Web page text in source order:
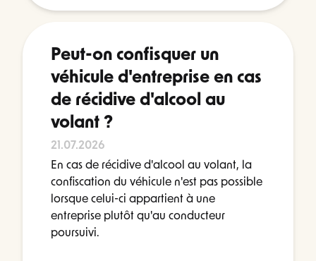
Peut-on confisquer un
véhicule d'entreprise en cas
de récidive d'alcool au
volant ?
21.07.2026
En cas de récidive d'alcool au volant, la
confiscation du véhicule n'est pas possible
lorsque celui-ci appartient à une
entreprise plutôt qu'au conducteur
poursuivi.